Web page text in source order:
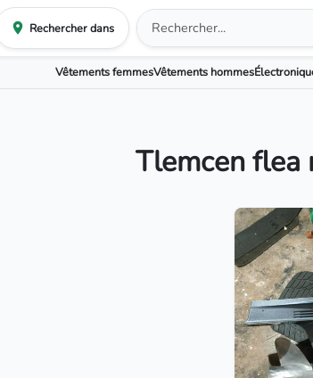
Rechercher dans
Vêtements femmesVêtements hommes
Tlemcen flea